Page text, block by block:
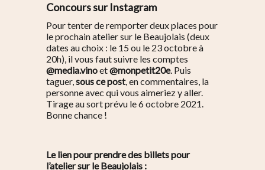
Concours sur Instagram
Pour tenter de remporter deux places pour
le prochain atelier sur le Beaujolais (deux
dates au choix : le 15 ou le 23 octobre à
20h), il vous faut suivre les comptes
@media.vinoet@monpetit20e. Puis
taguer,sous ce post, en commentaires, la
personne avec qui vous aimeriez y aller.
Tirage au sort prévu le 6 octobre 2021.
Bonne chance !
Le lien pour prendre des billets pour
l’atelier sur le Beaujolais :